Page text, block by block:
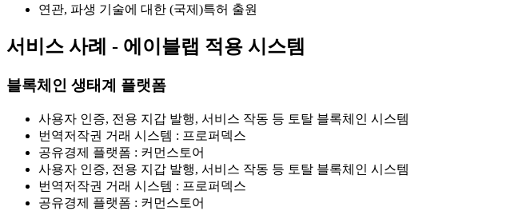
연관, 파생 기술에 대한 (국제)특허 출원
서비스 사례 - 에이블랩 적용 시스템
블록체인 생태계 플랫폼
사용자 인증, 전용 지갑 발행, 서비스 작동 등 토탈 블록체인 시스템
번역저작권 거래 시스템 : 프로퍼덱스
공유경제 플랫폼 : 커먼스토어
사용자 인증, 전용 지갑 발행, 서비스 작동 등 토탈 블록체인 시스템
번역저작권 거래 시스템 : 프로퍼덱스
공유경제 플랫폼 : 커먼스토어